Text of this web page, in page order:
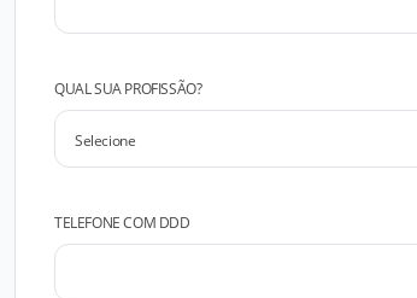
QUAL SUA PROFISSÃO?
TELEFONE COM DDD